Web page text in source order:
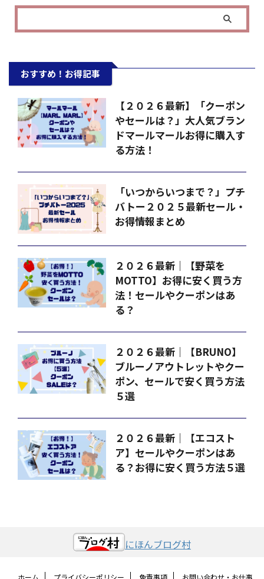
おすすめ！お得記事
【２０２６最新】「クーポン
やセールは？」大人気ブラン
ドマールマールお得に購入す
る方法！
「いつからいつまで？」プチ
バトー２０２５最新セール・
お得情報まとめ
２０２６最新｜【野菜を
MOTTO】お得に安く買う方
法！セールやクーポンはあ
る？
２０２６最新｜【BRUNO】
ブルーノアウトレットやクー
ポン、セールで安く買う方法
５選
２０２６最新｜【エコスト
ア】セールやクーポンはあ
る？お得に安く買う方法５選
にほんブログ村